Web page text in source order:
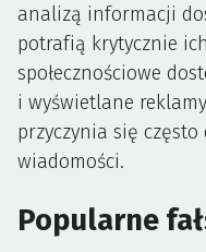
analizą informacji
potrafią krytycznie
społecznościowe
i wyświetlane
przyczynia się często
wiadomości.
Popularne